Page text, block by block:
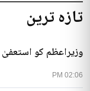
تازہ ترین
02:06 PM
وزیراعظم کو استعفیٰ